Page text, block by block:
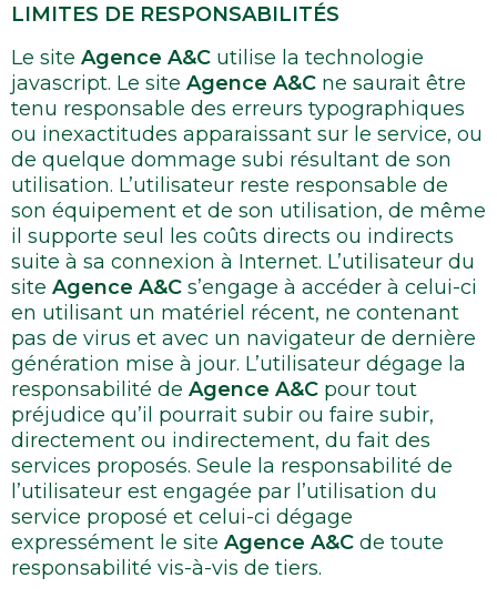
LIMITES DE RESPONSABILITÉS
Le site Agence A&C utilise la technologie
javascript. Le site Agence A&C ne saurait être
tenu responsable des erreurs typographiques
ou inexactitudes apparaissant sur le service, ou
de quelque dommage subi résultant de son
utilisation. L’utilisateur reste responsable de
son équipement et de son utilisation, de même
il supporte seul les coûts directs ou indirects
suite à sa connexion à Internet. L’utilisateur du
site Agence A&C s’engage à accéder à celui-ci
en utilisant un matériel récent, ne contenant
pas de virus et avec un navigateur de dernière
génération mise à jour. L’utilisateur dégage la
responsabilité de Agence A&C pour tout
préjudice qu’il pourrait subir ou faire subir,
directement ou indirectement, du fait des
services proposés. Seule la responsabilité de
l’utilisateur est engagée par l’utilisation du
service proposé et celui-ci dégage
expressément le site Agence A&C de toute
responsabilité vis-à-vis de tiers.